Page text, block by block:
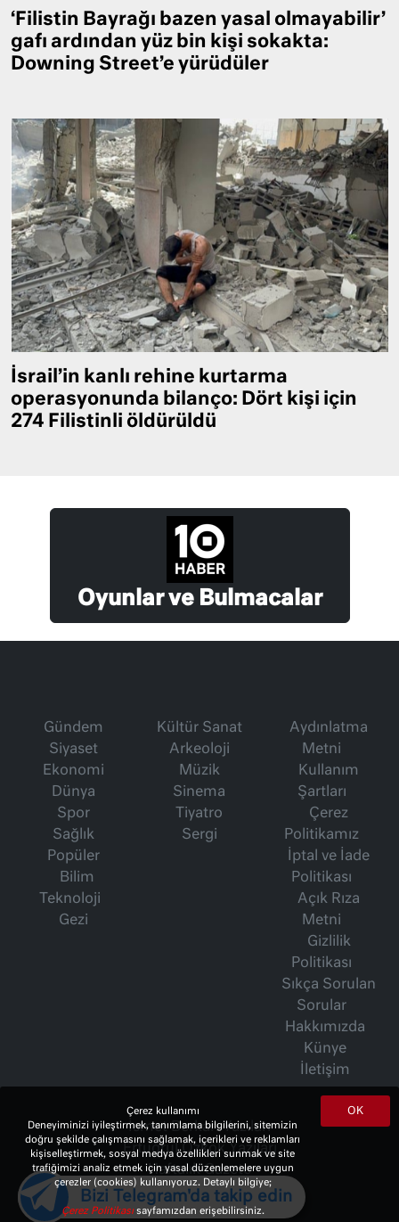
‘Filistin Bayrağı bazen yasal olmayabilir’
gafı ardından yüz bin kişi sokakta:
Downing Street’e yürüdüler
İsrail’in kanlı rehine kurtarma
operasyonunda bilanço: Dört kişi için
274 Filistinli öldürüldü
Oyunlar ve Bulmacalar
Gündem
Siyaset
Ekonomi
Dünya
Spor
Sağlık
Popüler
Bilim
Teknoloji
Gezi
Kültür Sanat
Arkeoloji
Müzik
Sinema
Tiyatro
Sergi
Aydınlatma
Metni
Kullanım
Şartları
Çerez
Politikamız
İptal ve İade
Politikası
Açık Rıza
Metni
Gizlilik
Politikası
Sıkça Sorulan
Sorular
Hakkımızda
Künye
İletişim
İsmet Berkan Yazıları
Ertuğrul Özkök Yazıları
Haftalık Gazete
OK
Çerez kullanımı
Deneyiminizi iyileştirmek, tanımlama bilgilerini, sitemizin
doğru şekilde çalışmasını sağlamak, içerikleri ve reklamları
kişiselleştirmek, sosyal medya özellikleri sunmak ve site
trafiğimizi analiz etmek için yasal düzenlemelere uygun
çerezler (cookies) kullanıyoruz. Detaylı bilgiye;
Çerez Politikasısayfamızdan erişebilirsiniz.
Bizi Telegram'da takip edin